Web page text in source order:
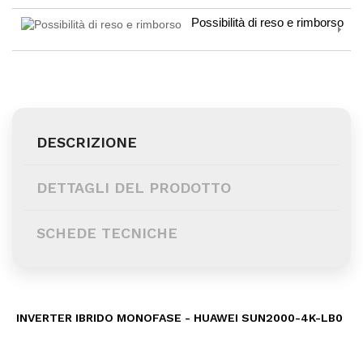
Possibilità di reso e rimborso
DESCRIZIONE
DETTAGLI DEL PRODOTTO
SCHEDE TECNICHE
INVERTER IBRIDO MONOFASE - HUAWEI SUN2000-4K-LB0